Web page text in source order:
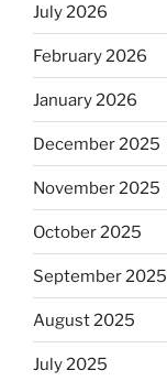
July 2026
February 2026
January 2026
December 2025
November 2025
October 2025
September 2025
August 2025
July 2025